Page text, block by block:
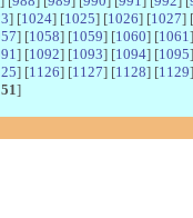
] [1024] [1025] [1026] [1027] [
] [1058] [1059] [1060] [1061
] [1092] [1093] [1094] [1095
] [1126] [1127] [1128] [1129
]